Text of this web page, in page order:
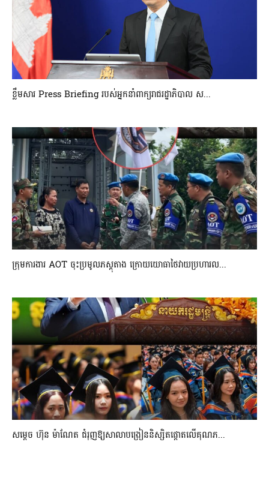
ខ្លឹមសារ Press Briefing របស់អ្នកនាំពាក្យរាជរដ្ឋាភិបាល ស...
ក្រុមការងារ AOT ចុះប្រមូលភស្តុតាង ក្រោយយោធាថៃវាយប្រហារល...
សម្តេច ហ៊ុន ម៉ាណែត ជំរុញឱ្យសាលាបង្រៀននិស្សិតផ្តោតលើគុណភ...